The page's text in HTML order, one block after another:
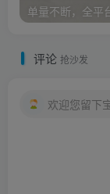
评论 抢沙发
欢迎您留下